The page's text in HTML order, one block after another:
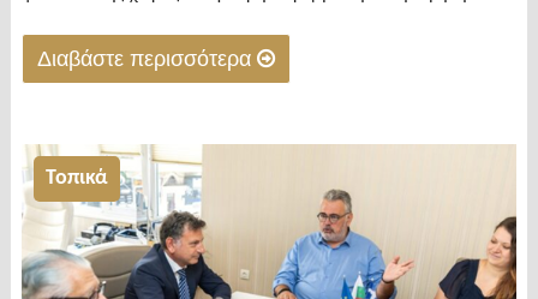
Διαβάστε περισσότερα
«Μπλόκο»
στην
εισαγωγή
σκληρών
Τοπικά